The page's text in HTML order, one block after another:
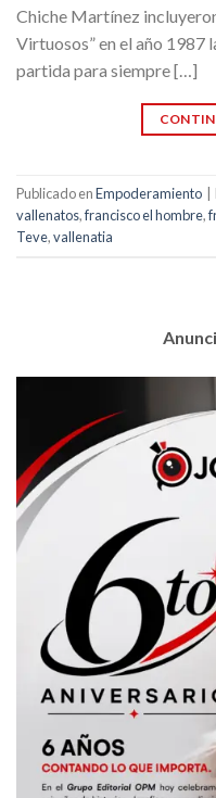
Chiche Martínez
Virtuosos” en el año 1987
partida para siempre […]
Publicado enEmpoderamiento
vallenatos,francisco el hombre,
Teve,vallenatia